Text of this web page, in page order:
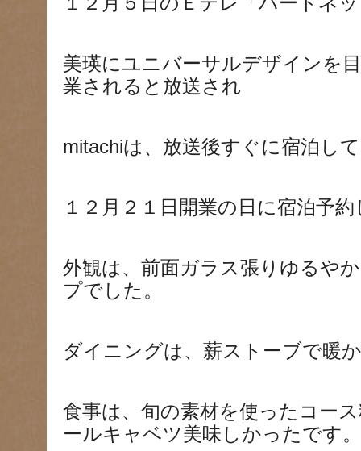
美瑛にユニバーサルデザインを
業されると放送され
mitachiは、放送後すぐに宿泊し
１２月２１日開業の日に宿泊予
外観は、前面ガラス張りゆるや
プでした。
ダイニングは、薪ストーブで暖
食事は、旬の素材を使ったコー
ールキャベツ美味しかったです。